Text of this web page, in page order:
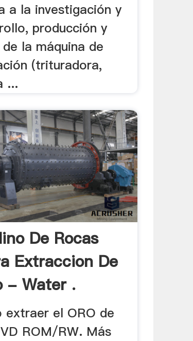
a la investigación y
producción y
la máquina de
(trituradora,
...
De Rocas
Extraccion De
- Water .
extraer el ORO de
ROM/RW. Más